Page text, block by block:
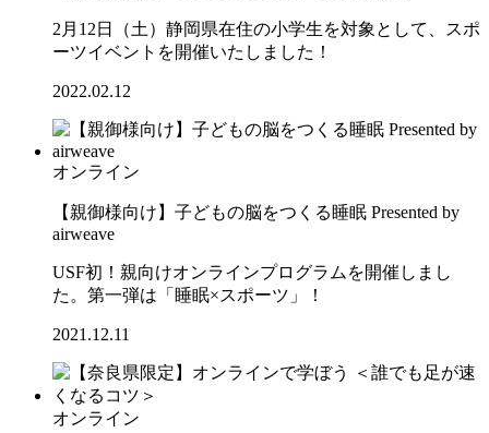
2月12日（土）静岡県在住の小学生を対象として、スポ
ーツイベントを開催いたしました！
2022.02.12
オンライン
【親御様向け】子どもの脳をつくる睡眠 Presented by
airweave
USF初！親向けオンラインプログラムを開催しまし
た。第一弾は「睡眠×スポーツ」！
2021.12.11
オンライン